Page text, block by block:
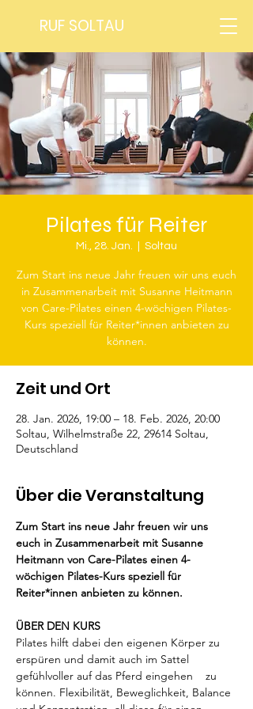
RUF SOLTAU
Pilates für Reiter
Mi., 28. Jan. Soltau
Zum Start ins neue Jahr freuen wir uns euch
in Zusammenarbeit mit Susanne Heitmann
von Care-Pilates einen 4-wöchigen Pilates-
Kurs speziell für Reiter*innen anbieten zu
können.
Zeit und Ort
28. Jan. 2026, 19:00 – 18. Feb. 2026, 20:00
Soltau, Wilhelmstraße 22, 29614 Soltau,
Deutschland
Über die Veranstaltung
Zum Start ins neue Jahr freuen wir uns
euch in Zusammenarbeit mit Susanne
Heitmann von Care-Pilates einen 4-
wöchigen Pilates-Kurs speziell für
Reiter*innen anbieten zu können.
ÜBER DEN KURS
Pilates hilft dabei den eigenen Körper zu
erspüren und damit auch im Sattel
gefühlvoller auf das Pferd eingehen 	zu
können. Flexibilität, Beweglichkeit, Balance